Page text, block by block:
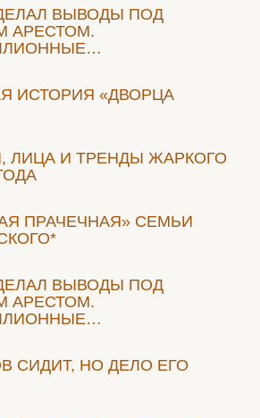
ВЫВОДЫ ПОД
АРЕСТОМ.
ИСТОРИЯ «ДВОРЦА
ЛИЦА И ТРЕНДЫ ЖАРКОГО
ПРАЧЕЧНАЯ» СЕМЬИ
ВЫВОДЫ ПОД
АРЕСТОМ.
СИДИТ, НО ДЕЛО ЕГО